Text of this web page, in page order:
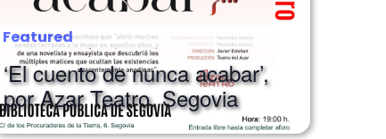
Featured
‘El cuento de nunca acabar’,
por Azar Teatro. Segovia